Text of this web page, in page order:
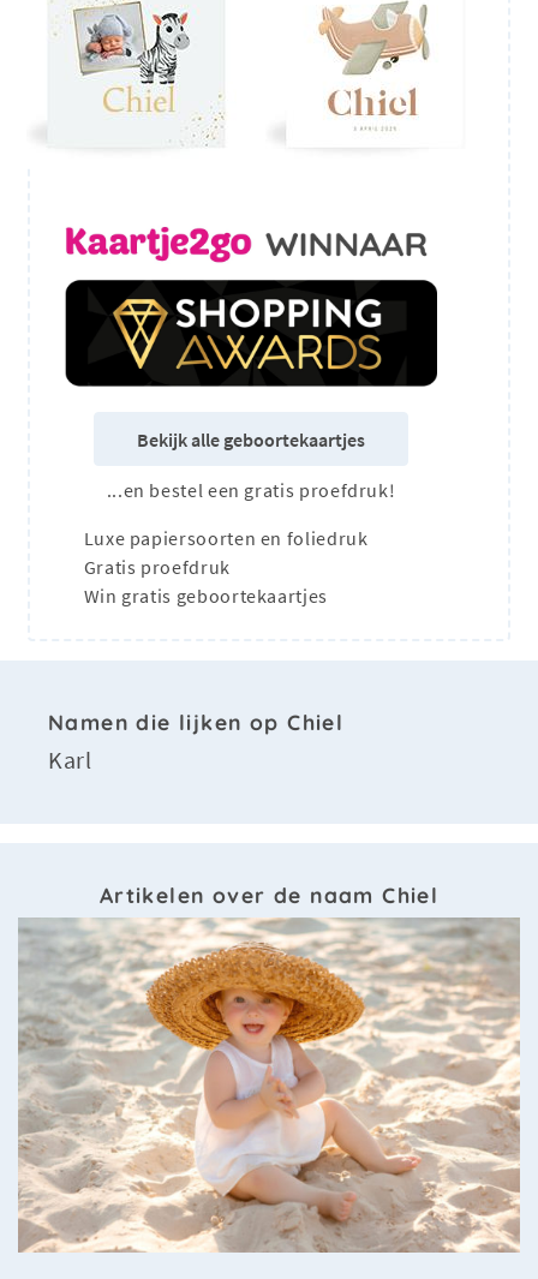
Bekijk alle geboortekaartjes
...en bestel een gratis proefdruk!
Luxe papiersoorten en foliedruk
Gratis proefdruk
Win gratis geboortekaartjes
Namen die lijken op Chiel
Karl
Artikelen over de naam Chiel